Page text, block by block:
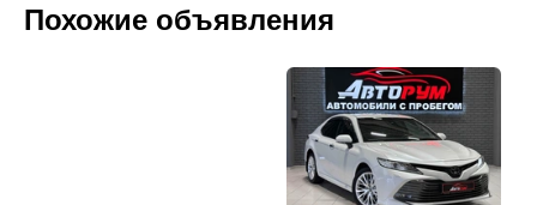
Похожие объявления